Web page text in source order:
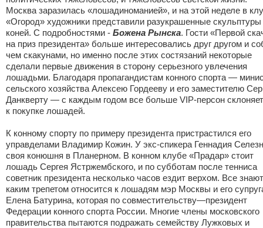
Москва заразилась «лошадиноманией», и на этой неделе в
«Огород» художники представили разукрашенные скульптуры
коней. С подробностями - Божена Рынска. Гости «Первой
на приз президента» больше интересовались друг другом и
чем скакунами, но именно после этих состязаний некоторые
сделали первые движения в сторону серьезного увлечения
лошадьми. Благодаря пропагандистам конного спорта —
сельского хозяйства Алексею Гордееву и его заместителю
Данкверту — с каждым годом все больше VIP-персон
к покупке лошадей.
К конному спорту по примеру президента пристрастился его
управделами Владимир Кожин. У экс-спикера Геннадия
своя конюшня в Планерном. В конном клубе «Прадар» стоит
лошадь Сергея Ястржембского, и по субботам после тенниса
советник президента несколько часов ездит верхом. Все
каким трепетом относится к лошадям мэр Москвы и его
Елена Батурина, которая по совместительству—президент
Федерации конного спорта России. Многие члены московского
правительства пытаются подражать семейству Лужковых и